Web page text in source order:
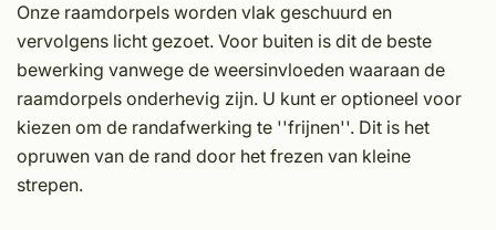
Onze raamdorpels worden vlak geschuurd en
vervolgens licht gezoet. Voor buiten is dit de beste
bewerking vanwege de weersinvloeden waaraan de
raamdorpels onderhevig zijn. U kunt er optioneel voor
kiezen om de randafwerking te ''frijnen''. Dit is het
opruwen van de rand door het frezen van kleine
strepen.